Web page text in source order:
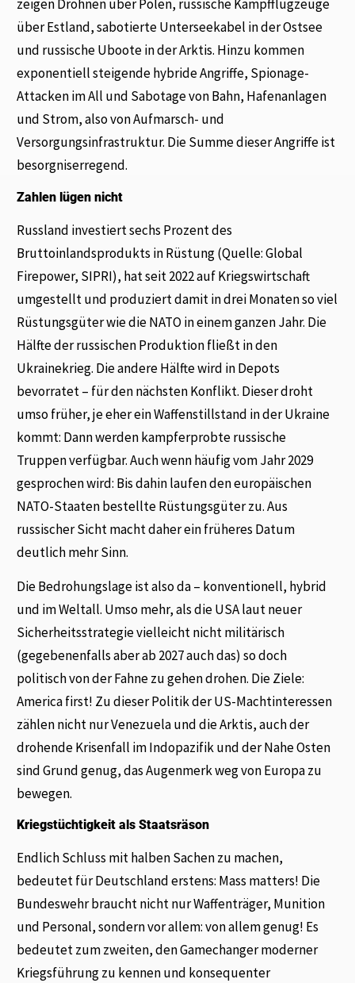
zeigen Drohnen über Polen, russische Kampfflugzeuge
über Estland, sabotierte Unterseekabel in der Ostsee
und russische Uboote in der Arktis. Hinzu kommen
exponentiell steigende hybride Angriffe, Spionage-
Attacken im All und Sabotage von Bahn, Hafenanlagen
und Strom, also von Aufmarsch- und
Versorgungsinfrastruktur. Die Summe dieser Angriffe ist
besorgniserregend.
Zahlen lügen nicht
Russland investiert sechs Prozent des
Bruttoinlandsprodukts in Rüstung (Quelle: Global
Firepower, SIPRI), hat seit 2022 auf Kriegswirtschaft
umgestellt und produziert damit in drei Monaten so viel
Rüstungsgüter wie die NATO in einem ganzen Jahr. Die
Hälfte der russischen Produktion fließt in den
Ukrainekrieg. Die andere Hälfte wird in Depots
bevorratet – für den nächsten Konflikt. Dieser droht
umso früher, je eher ein Waffenstillstand in der Ukraine
kommt: Dann werden kampferprobte russische
Truppen verfügbar. Auch wenn häufig vom Jahr 2029
gesprochen wird: Bis dahin laufen den europäischen
NATO-Staaten bestellte Rüstungsgüter zu. Aus
russischer Sicht macht daher ein früheres Datum
deutlich mehr Sinn.
Die Bedrohungslage ist also da – konventionell, hybrid
und im Weltall. Umso mehr, als die USA laut neuer
Sicherheitsstrategie vielleicht nicht militärisch
(gegebenenfalls aber ab 2027 auch das) so doch
politisch von der Fahne zu gehen drohen. Die Ziele:
America first! Zu dieser Politik der US-Machtinteressen
zählen nicht nur Venezuela und die Arktis, auch der
drohende Krisenfall im Indopazifik und der Nahe Osten
sind Grund genug, das Augenmerk weg von Europa zu
bewegen.
Kriegstüchtigkeit als Staatsräson
Endlich Schluss mit halben Sachen zu machen,
bedeutet für Deutschland erstens: Mass matters! Die
Bundeswehr braucht nicht nur Waffenträger, Munition
und Personal, sondern vor allem: von allem genug! Es
bedeutet zum zweiten, den Gamechanger moderner
Kriegsführung zu kennen und konsequenter